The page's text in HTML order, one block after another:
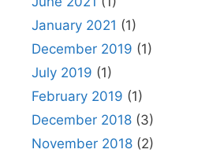
January 2021 (1)
December 2019 (1)
July 2019 (1)
February 2019 (1)
December 2018 (3)
November 2018 (2)